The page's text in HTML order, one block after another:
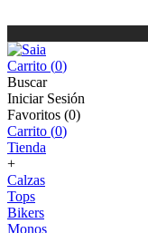
Carrito (0)
Buscar
Iniciar Sesión
Favoritos (0)
Carrito (0)
Tienda
+
Calzas
Tops
Bikers
Monos